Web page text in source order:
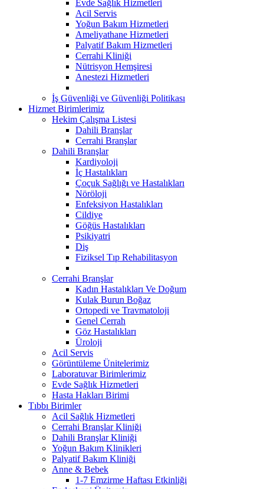
Evde Sağlık Hizmetleri
Acil Servis
Yoğun Bakım Hizmetleri
Ameliyathane Hizmetleri
Palyatif Bakım Hizmetleri
Cerrahi Kliniği
Nütrisyon Hemşiresi
Anestezi Hizmetleri
İş Güvenliği ve Güvenliği Politikası
Hizmet Birimlerimiz
Hekim Çalışma Listesi
Dahili Branşlar
Cerrahi Branşlar
Dahili Branşlar
Kardiyoloji
İç Hastalıkları
Çoçuk Sağlığı ve Hastalıkları
Nöröloji
Enfeksiyon Hastalıkları
Cildiye
Göğüs Hastalıkları
Psikiyatri
Diş
Fiziksel Tıp Rehabilitasyon
Cerrahi Branşlar
Kadın Hastalıkları Ve Doğum
Kulak Burun Boğaz
Ortopedi ve Travmatoloji
Genel Cerrah
Göz Hastalıkları
Üroloji
Acil Servis
Görüntüleme Ünitelerimiz
Laboratuvar Birimlerimiz
Evde Sağlık Hizmetleri
Hasta Hakları Birimi
Tıbbı Birimler
Acil Sağlık Hizmetleri
Cerrahi Branşlar Kliniği
Dahili Branşlar Kliniği
Yoğun Bakım Klinikleri
Palyatif Bakım Kliniği
Anne & Bebek
1-7 Emzirme Haftası Etkinliği